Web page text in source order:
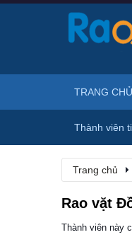
Trang chủ
Rao vặt
Thành viên này
TRANG CHỦ
Thành viên